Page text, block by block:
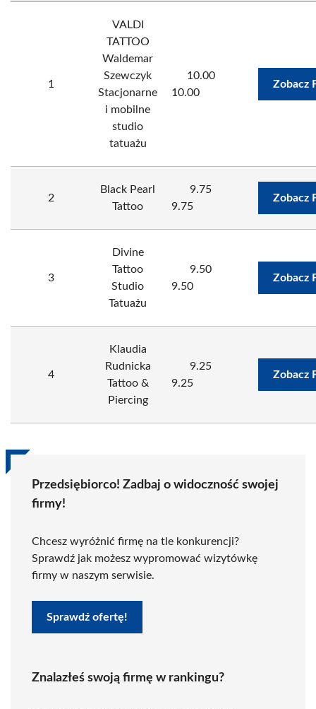
1
VALDI
TATTOO
Waldemar
Szewczyk
Stacjonarne
i mobilne
studio
tatuażu
10.00
10.00
Zobacz
2
Black Pearl
Tattoo
9.75
9.75
Zobacz
3
Divine
Tattoo
Studio
Tatuażu
9.50
9.50
Zobacz
4
Klaudia
Rudnicka
Tattoo &
Piercing
9.25
9.25
Zobacz
Przedsiębiorco! Zadbaj o widoczność swojej
firmy!
Chcesz wyróżnić firmę na tle konkurencji?
Sprawdź jak możesz wypromować wizytówkę
firmy w naszym serwisie.
Sprawdź ofertę!
Znalazłeś swoją firmę w rankingu?